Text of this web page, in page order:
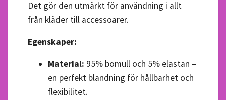
Det gör den utmärkt för användning i allt
från kläder till accessoarer.
Egenskaper:
Material: 95% bomull och 5% elastan –
en perfekt blandning för hållbarhet och
flexibilitet.